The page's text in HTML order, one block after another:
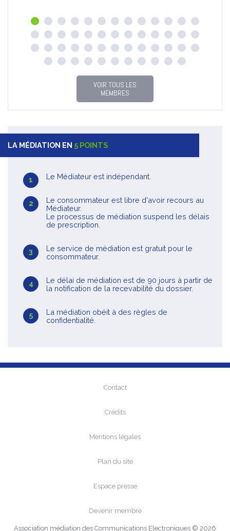
VOIR TOUS LES
MEMBRES
LA MÉDIATION EN 5 POINTS
Le Médiateur est indépendant.
Le consommateur est libre d'avoir recours au
Médiateur.
Le processus de médiation suspend les délais
de prescription.
Le service de médiation est gratuit pour le
consommateur.
Le délai de médiation est de 90 jours à partir de
la notification de la recevabilité du dossier.
La médiation obéit à des règles de
confidentialité.
Contact
Crédits
Mentions légales
Plan du site
Espace presse
Devenir membre
Association médiation des Communications Electroniques © 2026